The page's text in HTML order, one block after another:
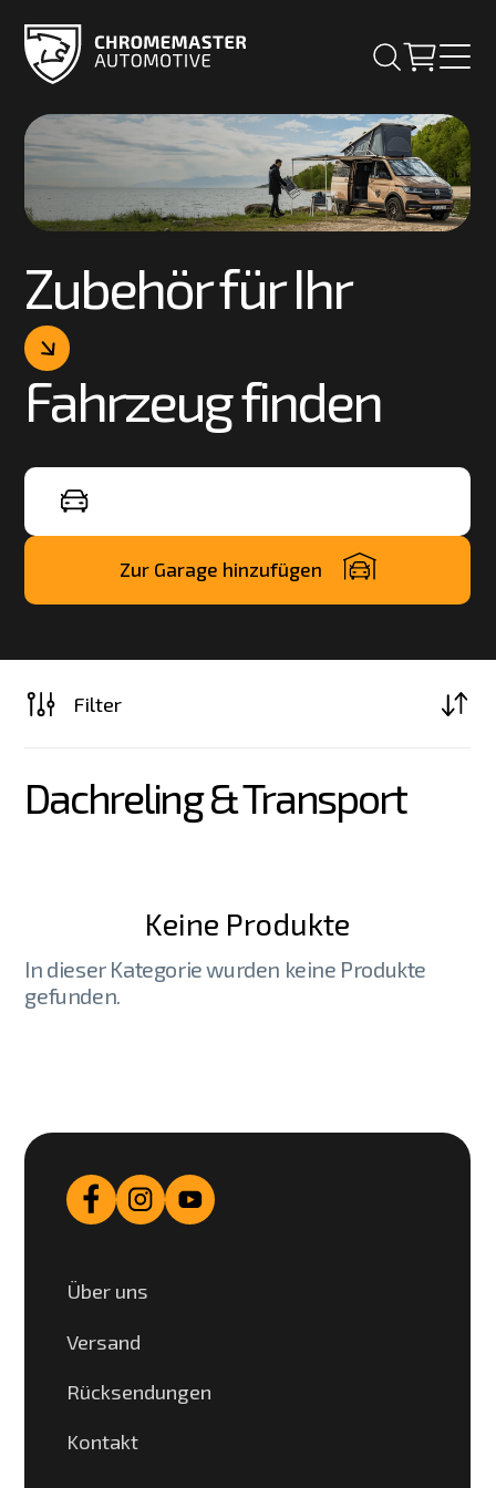
Zubehör für Ihr
Fahrzeug finden
Zur Garage hinzufügen
Filter
Dachreling & Transport
Keine Produkte
In dieser Kategorie wurden keine Produkte
gefunden.
Über uns
Versand
Rücksendungen
Kontakt